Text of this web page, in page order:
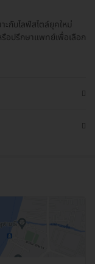
กับไลฟ์สไตล์ยุคใหม่
อปรึกษาแพทย์เพื่อเลือก